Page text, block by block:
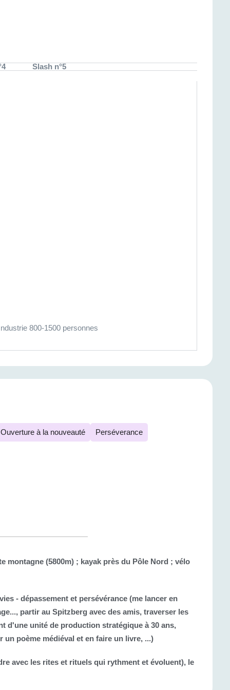
Slash n°5
800-1500 personnes
Ouverture à la nouveauté Perséverance
montagne (5800m) ; kayak près du Pôle Nord ; vélo
- dépassement et persévérance (me lancer en
partir au Spitzberg avec des amis, traverser les
d'une unité de production stratégique à 30 ans,
un poème médiéval et en faire un livre, ...)
avec les rites et rituels qui rythment et évoluent), le